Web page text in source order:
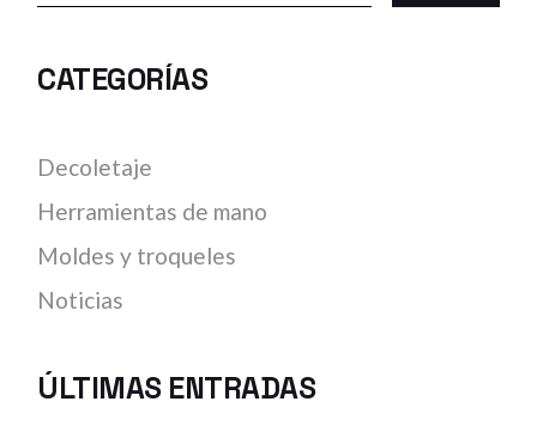
CATEGORÍAS
Decoletaje
Herramientas de mano
Moldes y troqueles
Noticias
ÚLTIMAS ENTRADAS